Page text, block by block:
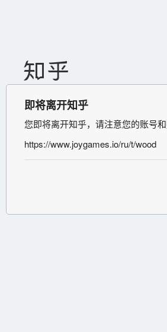
即将离开知乎
您即将离开知乎，请注意您的账号和
https://www.joygames.io/ru/t/wood